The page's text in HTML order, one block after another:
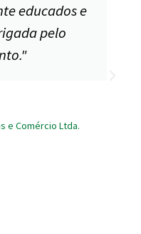
educados e
pelo
e Comércio Ltda.